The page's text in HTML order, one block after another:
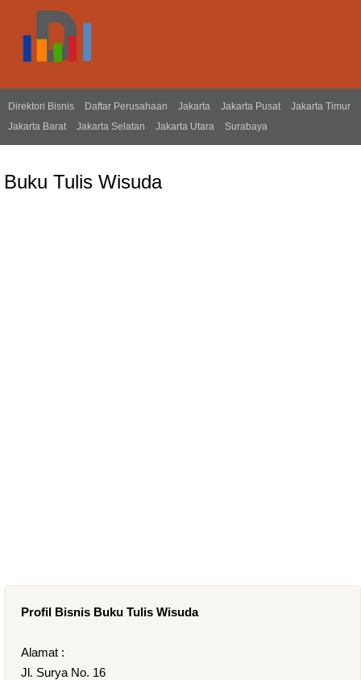
Direktori Bisnis Daftar Perusahaan Jakarta Jakarta Pusat
Jakarta Timur
Jakarta Barat
Jakarta Selatan Jakarta Utara Surabaya
Buku Tulis Wisuda
Profil Bisnis Buku Tulis Wisuda
Alamat :
Jl. Surya No. 16